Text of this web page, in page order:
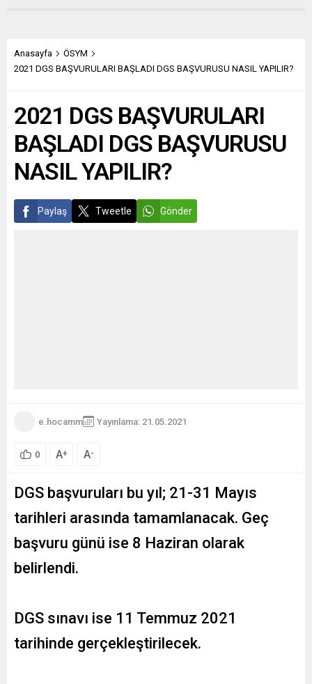
Anasayfa
ÖSYM
2021 DGS BAŞVURULARI BAŞLADI DGS BAŞVURUSU NASIL YAPILIR?
2021 DGS BAŞVURULARI
BAŞLADI DGS BAŞVURUSU
NASIL YAPILIR?
Paylaş Tweetle Gönder
e.hocamm Yayınlama: 21.05.2021
0 A+ A-
DGS başvuruları bu yıl; 21-31 Mayıs
tarihleri arasında tamamlanacak. Geç
başvuru günü ise 8 Haziran olarak
belirlendi.
DGS sınavı ise 11 Temmuz 2021
tarihinde gerçekleştirilecek.